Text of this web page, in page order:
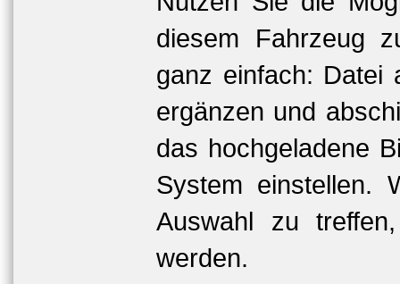
diesem Fahrzeug
ganz einfach: Datei
ergänzen und
das hochgeladene
System einstellen.
Auswahl zu
werden.